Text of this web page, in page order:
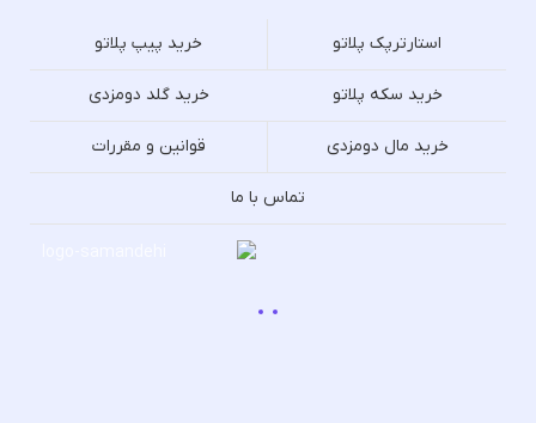
استارترپک پلاتو خرید پیپ پلاتو
خرید سکه پلاتو خرید گلد دومزدی
خرید مال دومزدی قوانین و مقررات
تماس با ما